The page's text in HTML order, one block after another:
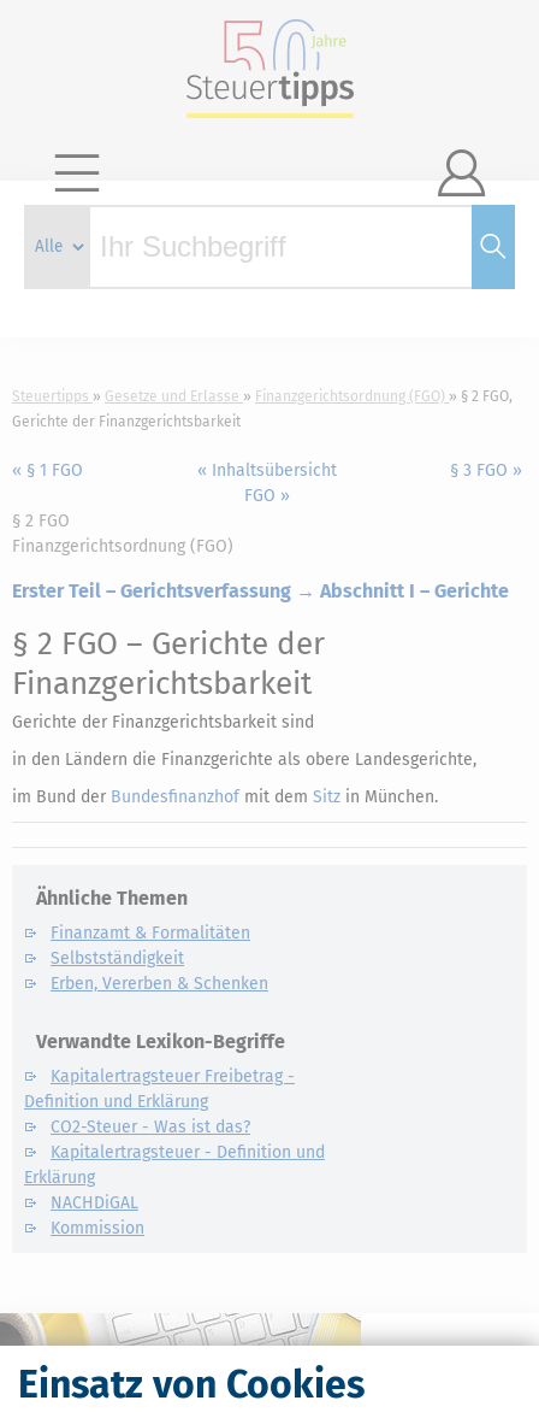
Einsatz von Cookies

Steuertipps Gesetze und Erlasse Finanzgerichtsordnung (FGO)
§ 2 FGO,
Gerichte der Finanzgerichtsbarkeit
« § 1 FGO
« Inhaltsübersicht
FGO »
§ 3 FGO »
§ 2 FGO
Finanzgerichtsordnung (FGO)
Erster Teil – Gerichtsverfassung → Abschnitt I – Gerichte
§ 2 FGO – Gerichte der
Finanzgerichtsbarkeit
Gerichte der Finanzgerichtsbarkeit sind
in den Ländern die Finanzgerichte als obere Landesgerichte,
im Bund der Bundesfinanzhofmit dem Sitz in München.
Ähnliche Themen
Finanzamt & Formalitäten
Selbstständigkeit
Erben, Vererben & Schenken
Verwandte Lexikon-Begriffe
Kapitalertragsteuer Freibetrag -
Definition und Erklärung
CO2-Steuer - Was ist das?
Kapitalertragsteuer - Definition und
Erklärung
NACHDiGAL
Kommission